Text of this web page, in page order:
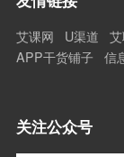
艾课网 U渠道
APP干货铺子
信
关注公众号